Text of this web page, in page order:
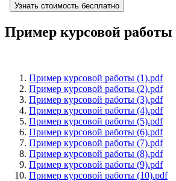
Узнать стоимость бесплатно
Пример курсовой
Пример курсовой работы (1).pdf
Пример курсовой работы (2).pdf
Пример курсовой работы (3).pdf
Пример курсовой работы (4).pdf
Пример курсовой работы (5).pdf
Пример курсовой работы (6).pdf
Пример курсовой работы (7).pdf
Пример курсовой работы (8).pdf
Пример курсовой работы (9).pdf
Пример курсовой работы (10).pdf